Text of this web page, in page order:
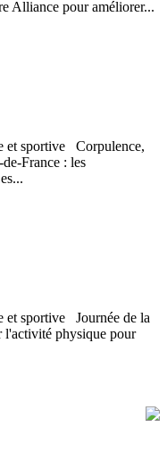
Alliance pour améliorer...
et sportive Corpulence,
France : les
sportive Journée de la
l'activité physique pour